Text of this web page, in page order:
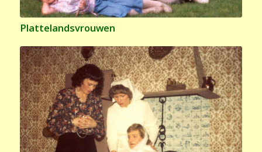
Plattelandsvrouwen